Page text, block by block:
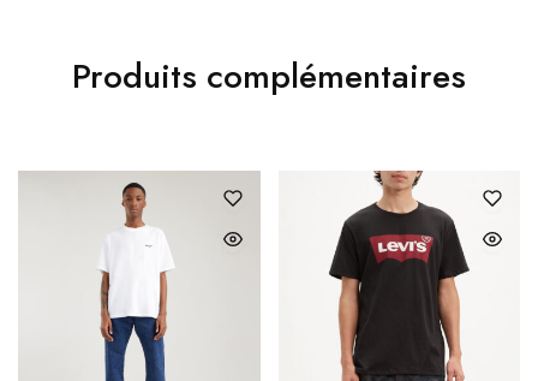
Produits complémentaires